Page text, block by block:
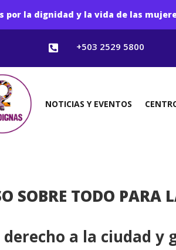
por la dignidad y la vida de las
 +503 2529 5800
NOTICIAS Y EVENTOS
SOBRE TODO PARA
a la ciudad y